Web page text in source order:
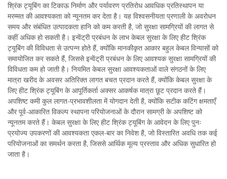
श्रिंक ट्यूबिंग का टिकाऊ निर्माण और पर्यावरण प्रतिरोध आवधिक प्रतिस्थापन या
मरम्मत की आवश्यकता को न्यूनतम कर देता है। यह विश्वसनीयता प्रणाली के अवरोधन
समय और संबंधित उत्पादकता हानि को कम करती है, जो सुरक्षा सामग्रियों की लागत से
कहीं अधिक हो सकती है। इन्वेंट्री प्रबंधन के लाभ केबल सुरक्षा के लिए हीट श्रिंक
ट्यूबिंग की विविधता से उत्पन्न होते हैं, क्योंकि मानकीकृत आकार बहुल केबल विन्यासों को
समायोजित कर सकते हैं, जिससे इन्वेंट्री प्रबंधन के लिए आवश्यक सुरक्षा सामग्रियों की
विविधता कम हो जाती है। नियमित केबल सुरक्षा आवश्यकताओं वाले संगठनों के लिए
मात्रा खरीद के अवसर अतिरिक्त लागत बचत प्रदान करते हैं, क्योंकि केबल सुरक्षा के
लिए हीट श्रिंक ट्यूबिंग के आपूर्तिकर्ता अक्सर आकर्षक मात्रा छूट प्रदान करते हैं।
अपशिष्ट कमी कुल लागत-प्रभावशीलता में योगदान देती है, क्योंकि सटीक कटिंग क्षमताएँ
और पूर्व-आकारित विकल्प स्थापना परियोजनाओं के दौरान सामग्री के अपशिष्ट को
न्यूनतम करते हैं। केबल सुरक्षा के लिए हीट श्रिंक ट्यूबिंग के आवेदन के लिए पुनः
प्रयोज्य उपकरणों की आवश्यकता एकल-बार का निवेश है, जो विस्तारित अवधि तक कई
परियोजनाओं का समर्थन करता है, जिससे आर्थिक मूल्य प्रस्ताव और अधिक सुधारित हो
जाता है।